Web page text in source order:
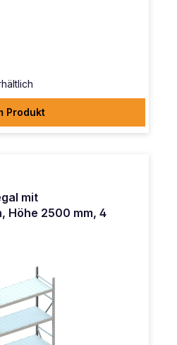
Produkt
mit
Höhe 2500 mm, 4